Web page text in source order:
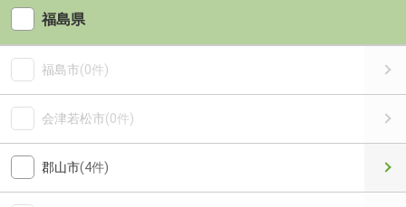
福島県
福島市(0件)
会津若松市(0件)
郡山市(4件)